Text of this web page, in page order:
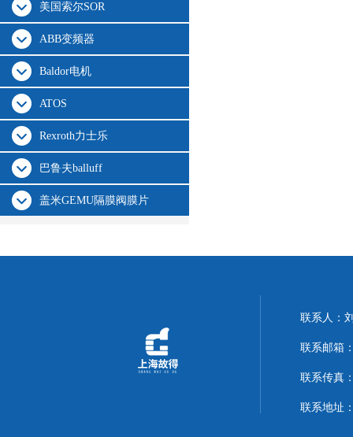
美国索尔SOR
ABB变频器
Baldor电机
ATOS
Rexroth力士乐
巴鲁夫balluff
盖米GEMU隔膜阀膜片
联系人：
联系邮箱
联系传真
联系地址